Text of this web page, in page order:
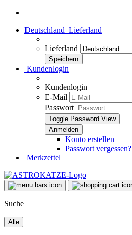
Deutschland Lieferland
Lieferland
Kundenlogin
Kundenlogin
E-Mail
Passwort
Toggle Password View
Konto erstellen
Passwort vergessen?
Merkzettel
Suche
Alle